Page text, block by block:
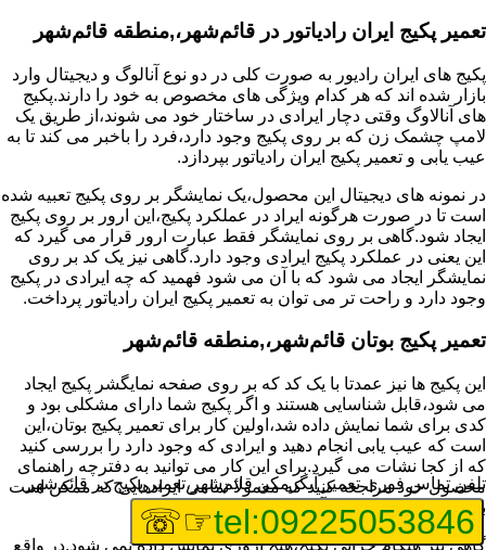
تعمیر پکیج ایران رادیاتور در قائم‌شهر،,منطقه قائم‌شهر
پکیج های ایران رادیور به صورت کلی در دو نوع آنالوگ و دیجیتال وارد
بازار شده اند که هر کدام ویژگی های مخصوص به خود را دارند.پکیج
های آنالاوگ وقتی دچار ایرادی در ساختار خود می شوند،از طریق یک
لامپ چشمک زن که بر روی پکیج وجود دارد،فرد را باخبر می کند تا به
عیب یابی و تعمیر پکیج ایران رادیاتور بپردازد.
در نمونه های دیجیتال این محصول،یک نمایشگر بر روی پکیج تعبیه شده
است تا در صورت هرگونه ایراد در عملکرد پکیج،این ارور بر روی پکیج
ایجاد شود.گاهی بر روی نمایشگر فقط عبارت ارور قرار می گیرد که
این یعنی در عملکرد پکیج ایرادی وجود دارد.گاهی نیز یک کد بر روی
نمایشگر ایجاد می شود که با آن می شود فهمید که چه ایرادی در پکیج
وجود دارد و راحت تر می توان به تعمیر پکیج ایران رادیاتور پرداخت.
تعمیر پکیج بوتان قائم‌شهر،,منطقه قائم‌شهر
این پکیج ها نیز عمدتا با یک کد که بر روی صفحه نمایگشر پکیج ایجاد
می شود،قابل شناسایی هستند و اگر پکیج شما دارای مشکلی بود و
کدی برای شما نمایش داده شد،اولین کار برای تعمیر پکیج بوتان،این
است که عیب یابی انجام دهید و ایرادی که وجود دارد را بررسی کنید
که از کجا نشات می گیرد.برای این کار می توانید به دفترچه راهنمای
محصول خود مراجعه کنید که معمولا تمامی ایرادهایی که ممکن است
برای پکیج پیش بیاید در آن قرار گرفته است.
گاهی نیز هنگام خرابی پکیج،هیچ اروری نمایش داده نمی شود.در واقع
تلفن تماس فوریتعمیر آبگرمکن قائم‌شهر،تعمیر پکیج در قائم‌شهر
tel:09225053846
☞☏